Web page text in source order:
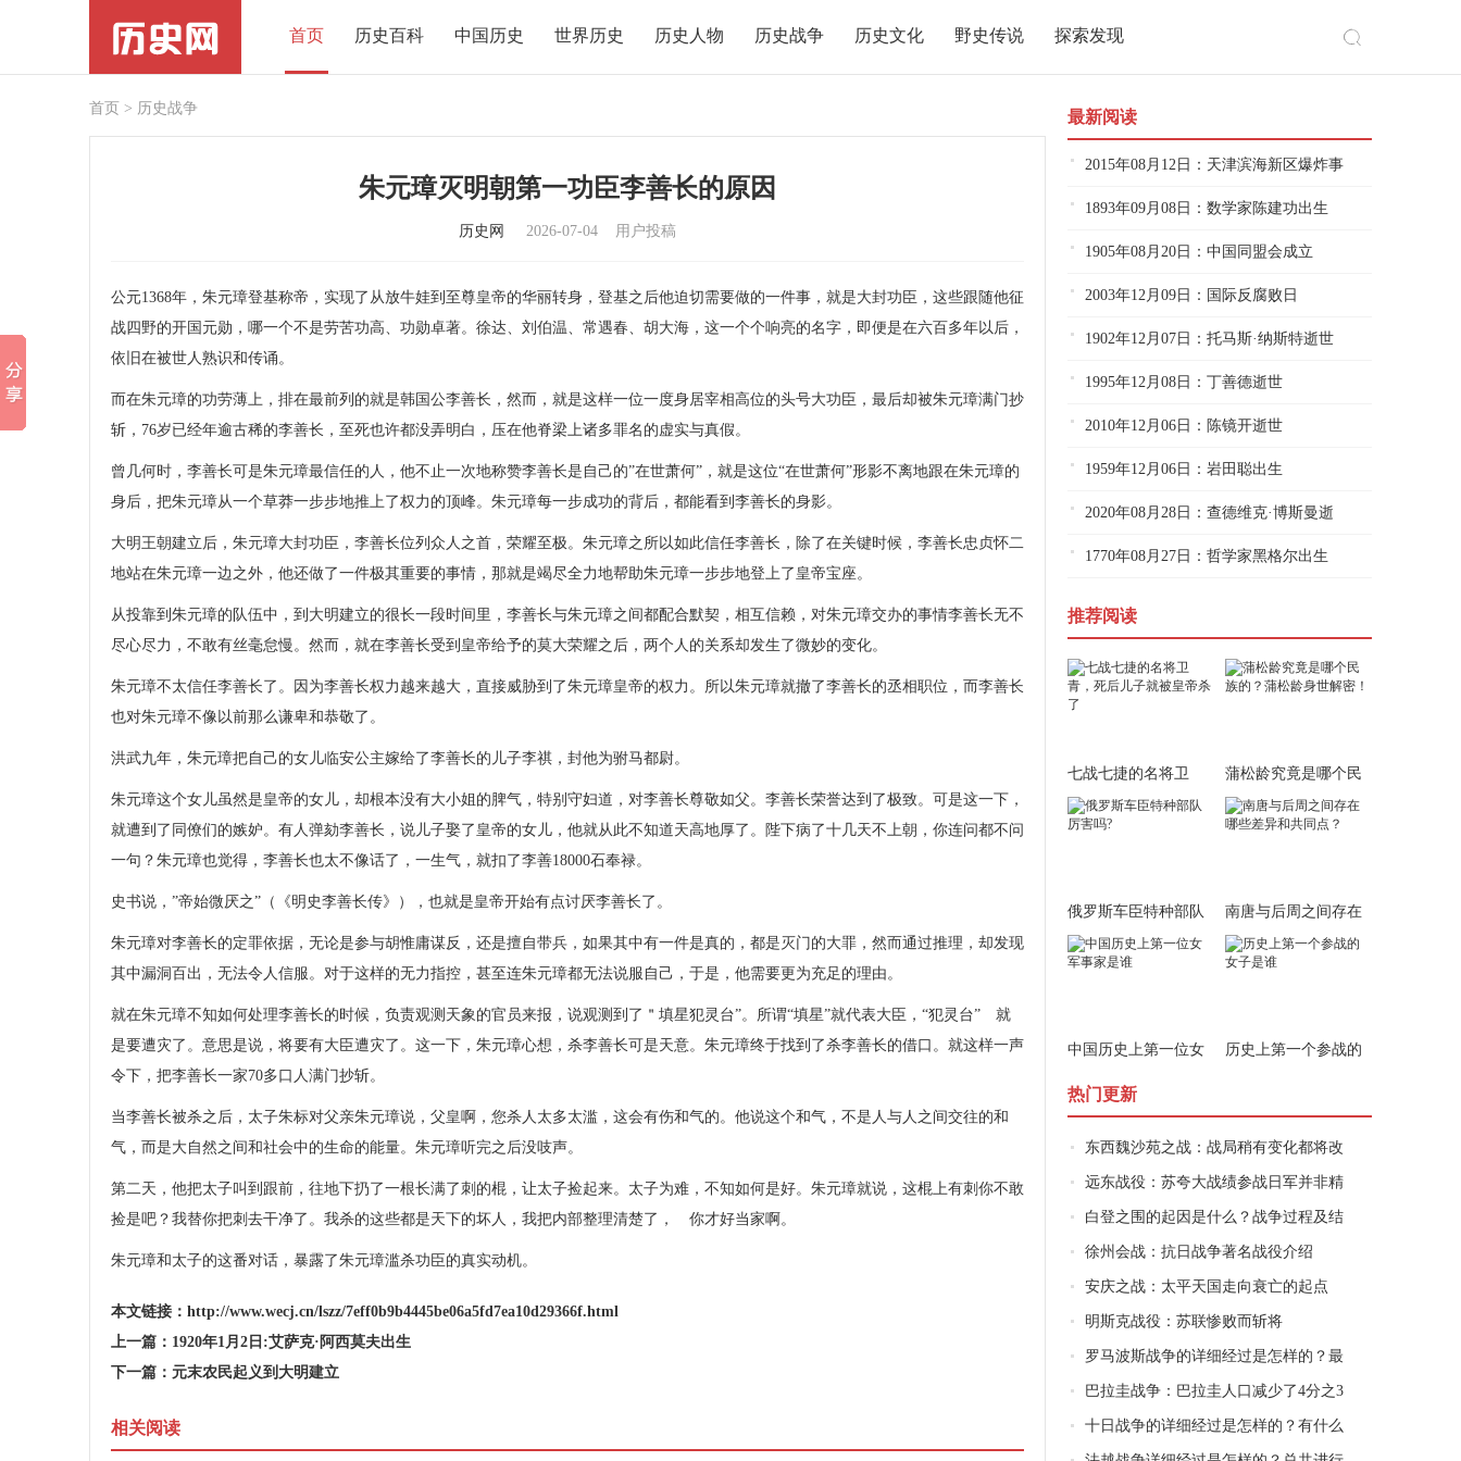
首页 历史百科 中国历史 世界历史 历史人物 历史战争 历史文化 野史传说 探索发现
首页 > 历史战争
朱元璋灭明朝第一功臣李善长的原因
历史网 2026-07-04 用户投稿
公元1368年，朱元璋登基称帝，实现了从放牛娃到至尊皇帝的华丽转身，登基之后他迫切需要做的一件事，就是大封功臣，这些跟随他征
战四野的开国元勋，哪一个不是劳苦功高、功勋卓著。徐达、刘伯温、常遇春、胡大海，这一个个响亮的名字，即便是在六百多年以后，
依旧在被世人熟识和传诵。
而在朱元璋的功劳薄上，排在最前列的就是韩国公李善长，然而，就是这样一位一度身居宰相高位的头号大功臣，最后却被朱元璋满门抄
斩，76岁已经年逾古稀的李善长，至死也许都没弄明白，压在他脊梁上诸多罪名的虚实与真假。
曾几何时，李善长可是朱元璋最信任的人，他不止一次地称赞李善长是自己的”在世萧何”，就是这位“在世萧何”形影不离地跟在朱元璋的
身后，把朱元璋从一个草莽一步步地推上了权力的顶峰。朱元璋每一步成功的背后，都能看到李善长的身影。
大明王朝建立后，朱元璋大封功臣，李善长位列众人之首，荣耀至极。朱元璋之所以如此信任李善长，除了在关键时候，李善长忠贞怀二
地站在朱元璋一边之外，他还做了一件极其重要的事情，那就是竭尽全力地帮助朱元璋一步步地登上了皇帝宝座。
从投靠到朱元璋的队伍中，到大明建立的很长一段时间里，李善长与朱元璋之间都配合默契，相互信赖，对朱元璋交办的事情李善长无不
尽心尽力，不敢有丝毫怠慢。然而，就在李善长受到皇帝给予的莫大荣耀之后，两个人的关系却发生了微妙的变化。
朱元璋不太信任李善长了。因为李善长权力越来越大，直接威胁到了朱元璋皇帝的权力。所以朱元璋就撤了李善长的丞相职位，而李善长
也对朱元璋不像以前那么谦卑和恭敬了。
洪武九年，朱元璋把自己的女儿临安公主嫁给了李善长的儿子李祺，封他为驸马都尉。
朱元璋这个女儿虽然是皇帝的女儿，却根本没有大小姐的脾气，特别守妇道，对李善长尊敬如父。李善长荣誉达到了极致。可是这一下，
就遭到了同僚们的嫉妒。有人弹劾李善长，说儿子娶了皇帝的女儿，他就从此不知道天高地厚了。陛下病了十几天不上朝，你连问都不问
一句？朱元璋也觉得，李善长也太不像话了，一生气，就扣了李善18000石奉禄。
史书说，”帝始微厌之”（《明史李善长传》），也就是皇帝开始有点讨厌李善长了。
朱元璋对李善长的定罪依据，无论是参与胡惟庸谋反，还是擅自带兵，如果其中有一件是真的，都是灭门的大罪，然而通过推理，却发现
其中漏洞百出，无法令人信服。对于这样的无力指控，甚至连朱元璋都无法说服自己，于是，他需要更为充足的理由。
就在朱元璋不知如何处理李善长的时候，负责观测天象的官员来报，说观测到了＂填星犯灵台”。所谓“填星”就代表大臣，“犯灵台” 就
是要遭灾了。意思是说，将要有大臣遭灾了。这一下，朱元璋心想，杀李善长可是天意。朱元璋终于找到了杀李善长的借口。就这样一声
令下，把李善长一家70多口人满门抄斩。
当李善长被杀之后，太子朱标对父亲朱元璋说，父皇啊，您杀人太多太滥，这会有伤和气的。他说这个和气，不是人与人之间交往的和
气，而是大自然之间和社会中的生命的能量。朱元璋听完之后没吱声。
第二天，他把太子叫到跟前，往地下扔了一根长满了刺的棍，让太子捡起来。太子为难，不知如何是好。朱元璋就说，这棍上有刺你不敢
捡是吧？我替你把刺去干净了。我杀的这些都是天下的坏人，我把内部整理清楚了， 你才好当家啊。
朱元璋和太子的这番对话，暴露了朱元璋滥杀功臣的真实动机。
本文链接： http://www.wecj.cn/lszz/7eff0b9b4445be06a5fd7ea10d29366f.html
上一篇： 1920年1月2日:艾萨克·阿西莫夫出生
下一篇： 元末农民起义到大明建立
相关阅读
最新阅读
2015年08月12日：天津滨海新区爆炸事
1893年09月08日：数学家陈建功出生
1905年08月20日：中国同盟会成立
2003年12月09日：国际反腐败日
1902年12月07日：托马斯·纳斯特逝世
1995年12月08日：丁善德逝世
2010年12月06日：陈镜开逝世
1959年12月06日：岩田聪出生
2020年08月28日：查德维克·博斯曼逝
1770年08月27日：哲学家黑格尔出生
推荐阅读
七战七捷的名将卫
青，死后儿子就被皇
蒲松龄究竟是哪个民
族的？蒲松龄身世
俄罗斯车臣特种部队
厉害吗?
南唐与后周之间存在
哪些差异和共同
中国历史上第一位女
历史上第一个参战的
热门更新
东西魏沙苑之战：战局稍有变化都将改
远东战役：苏夸大战绩参战日军并非精
白登之围的起因是什么？战争过程及结
徐州会战：抗日战争著名战役介绍
安庆之战：太平天国走向衰亡的起点
明斯克战役：苏联惨败而斩将
罗马波斯战争的详细经过是怎样的？最
巴拉圭战争：巴拉圭人口减少了4分之3
十日战争的详细经过是怎样的？有什么